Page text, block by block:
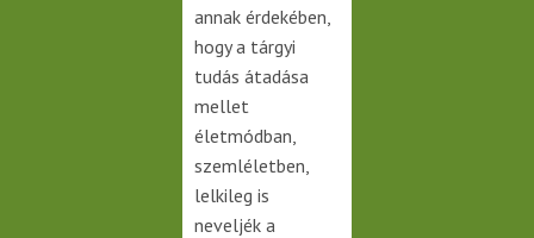
annak érdekében,
hogy a tárgyi
tudás átadása
mellet
életmódban,
szemléletben,
lelkileg is
neveljék a